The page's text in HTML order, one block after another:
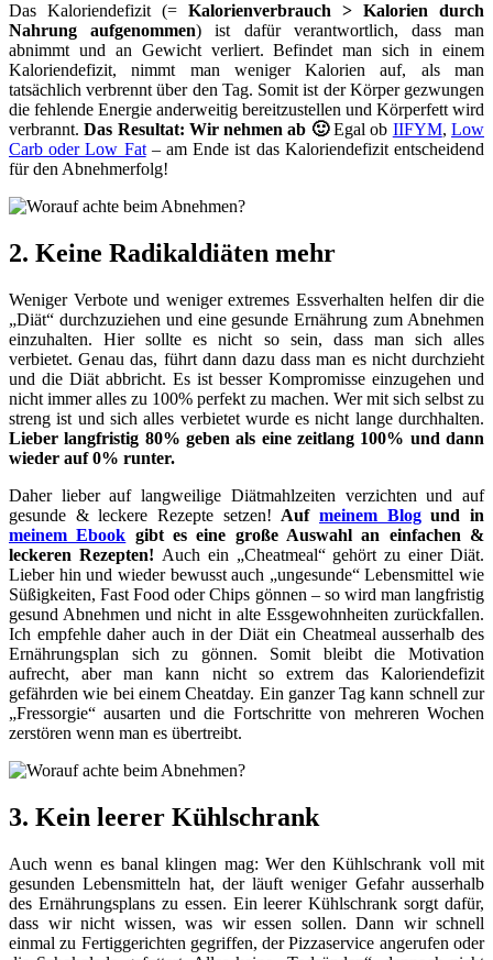
Das Kaloriendefizit (= Kalorienverbrauch > Kalorien durch
Nahrung aufgenommen) ist dafür verantwortlich, dass man
abnimmt und an Gewicht verliert. Befindet man sich in einem
Kaloriendefizit, nimmt man weniger Kalorien auf, als man
tatsächlich verbrennt über den Tag. Somit ist der Körper gezwungen
die fehlende Energie anderweitig bereitzustellen und Körperfett wird
verbrannt.Das Resultat: Wir nehmen ab 🙂Egal ob IIFYM,Low
Carb oder Low Fat– am Ende ist das Kaloriendefizit entscheidend
für den Abnehmerfolg!
2. Keine Radikaldiäten mehr
Weniger Verbote und weniger extremes Essverhalten helfen dir die
„Diät“ durchzuziehen und eine gesunde Ernährung zum Abnehmen
einzuhalten. Hier sollte es nicht so sein, dass man sich alles
verbietet. Genau das, führt dann dazu dass man es nicht durchzieht
und die Diät abbricht. Es ist besser Kompromisse einzugehen und
nicht immer alles zu 100% perfekt zu machen. Wer mit sich selbst zu
streng ist und sich alles verbietet wurde es nicht lange durchhalten.
Lieber langfristig 80% geben als eine zeitlang 100% und dann
wieder auf 0% runter.
Daher lieber auf langweilige Diätmahlzeiten verzichten und auf
gesunde & leckere Rezepte setzen! Aufmeinem Blogund in
meinem Ebook gibt es eine große Auswahl an einfachen &
leckeren Rezepten! Auch ein „Cheatmeal“ gehört zu einer Diät.
Lieber hin und wieder bewusst auch „ungesunde“ Lebensmittel wie
Süßigkeiten, Fast Food oder Chips gönnen – so wird man langfristig
gesund Abnehmen und nicht in alte Essgewohnheiten zurückfallen.
Ich empfehle daher auch in der Diät ein Cheatmeal ausserhalb des
Ernährungsplan sich zu gönnen. Somit bleibt die Motivation
aufrecht, aber man kann nicht so extrem das Kaloriendefizit
gefährden wie bei einem Cheatday. Ein ganzer Tag kann schnell zur
„Fressorgie“ ausarten und die Fortschritte von mehreren Wochen
zerstören wenn man es übertreibt.
3. Kein leerer Kühlschrank
Auch wenn es banal klingen mag: Wer den Kühlschrank voll mit
gesunden Lebensmitteln hat, der läuft weniger Gefahr ausserhalb
des Ernährungsplans zu essen. Ein leerer Kühlschrank sorgt dafür,
dass wir nicht wissen, was wir essen sollen. Dann wir schnell
einmal zu Fertiggerichten gegriffen, der Pizzaservice angerufen oder